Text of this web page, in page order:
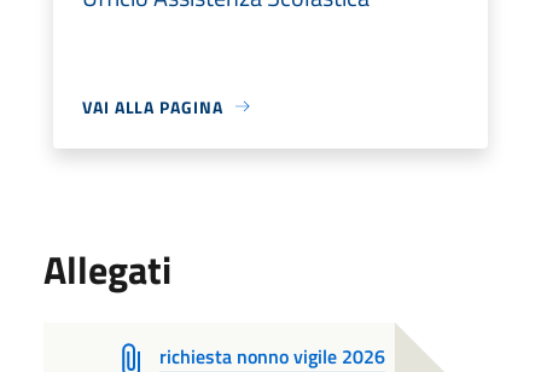
VAI ALLA PAGINA
Allegati
richiesta nonno vigile 2026